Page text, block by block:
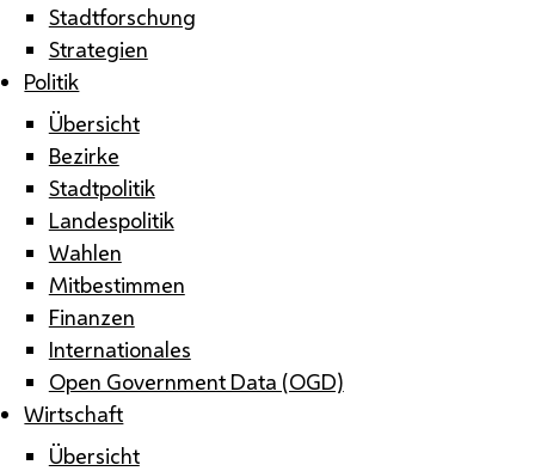
Stadtforschung
Strategien
Politik
Übersicht
Bezirke
Stadtpolitik
Landespolitik
Wahlen
Mitbestimmen
Finanzen
Internationales
Open Government Data (OGD)
Wirtschaft
Übersicht